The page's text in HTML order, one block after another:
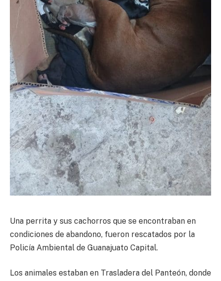
Una perrita y sus cachorros que se encontraban en
condiciones de abandono, fueron rescatados por la
Policía Ambiental de Guanajuato Capital.
Los animales estaban en Trasladera del Panteón, donde